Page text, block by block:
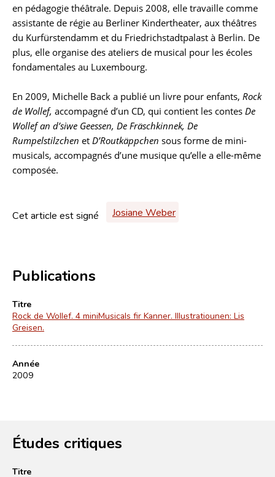
en pédagogie théâtrale. Depuis 2008, elle travaille comme
assistante de régie au Berliner Kindertheater, aux théâtres
du Kurfürstendamm et du Friedrichstadtpalast à Berlin. De
plus, elle organise des ateliers de musical pour les écoles
fondamentales au Luxembourg.
En 2009, Michelle Back a publié un livre pour enfants, Rock
de Wollef, accompagné d’un CD, qui contient les contes De
Wollef an d’siwe Geessen, De Fräschkinnek, De
Rumpelstilzchen et D’Routkäppchen sous forme de mini-
musicals, accompagnés d’une musique qu’elle a elle-même
composée.
Cet article est signé Josiane Weber
Publications
Titre
Rock de Wollef. 4 miniMusicals fir Kanner. Illustratiounen: Lis
Greisen.
Année
2009
Études critiques
Titre